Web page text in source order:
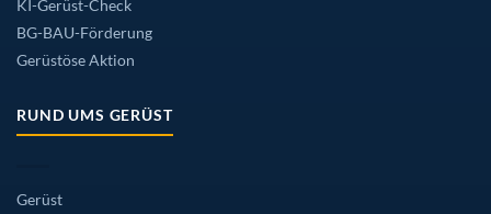
KI-Gerüst-Check
BG-BAU-Förderung
Gerüstöse Aktion
RUND UMS GERÜST
Gerüst